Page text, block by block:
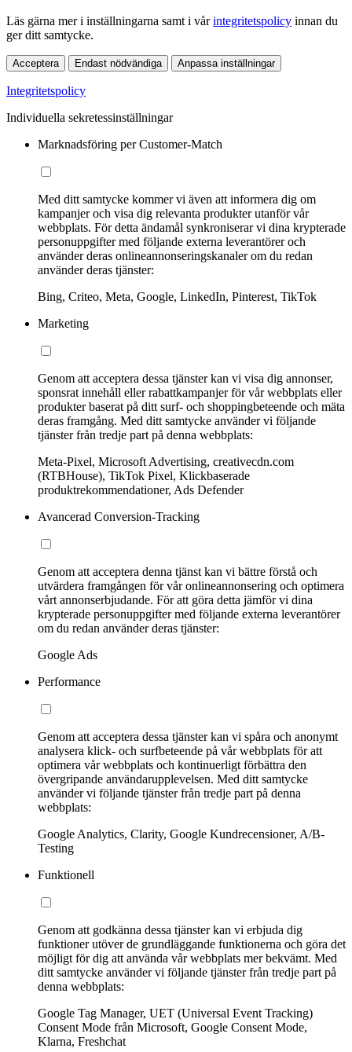
Läs gärna mer i inställningarna samt i vårintegritetspolicy innan du
ger ditt samtycke.
Acceptera Endast nödvändiga Anpassa inställningar
Integritetspolicy
Individuella sekretessinställningar
Marknadsföring per Customer-Match
Med ditt samtycke kommer vi även att informera dig om
kampanjer och visa dig relevanta produkter utanför vår
webbplats. För detta ändamål synkroniserar vi dina krypterade
personuppgifter med följande externa leverantörer och
använder deras onlineannonseringskanaler om du redan
använder deras tjänster:
Bing, Criteo, Meta, Google, LinkedIn, Pinterest, TikTok
Marketing
Genom att acceptera dessa tjänster kan vi visa dig annonser,
sponsrat innehåll eller rabattkampanjer för vår webbplats eller
produkter baserat på ditt surf- och shoppingbeteende och mäta
deras framgång. Med ditt samtycke använder vi följande
tjänster från tredje part på denna webbplats:
Meta-Pixel, Microsoft Advertising, creativecdn.com
(RTBHouse), TikTok Pixel, Klickbaserade
produktrekommendationer, Ads Defender
Avancerad Conversion-Tracking
Genom att acceptera denna tjänst kan vi bättre förstå och
utvärdera framgången för vår onlineannonsering och optimera
vårt annonserbjudande. För att göra detta jämför vi dina
krypterade personuppgifter med följande externa leverantörer
om du redan använder deras tjänster:
Google Ads
Performance
Genom att acceptera dessa tjänster kan vi spåra och anonymt
analysera klick- och surfbeteende på vår webbplats för att
optimera vår webbplats och kontinuerligt förbättra den
övergripande användarupplevelsen. Med ditt samtycke
använder vi följande tjänster från tredje part på denna
webbplats:
Google Analytics, Clarity, Google Kundrecensioner, A/B-
Testing
Funktionell
Genom att godkänna dessa tjänster kan vi erbjuda dig
funktioner utöver de grundläggande funktionerna och göra det
möjligt för dig att använda vår webbplats mer bekvämt. Med
ditt samtycke använder vi följande tjänster från tredje part på
denna webbplats:
Google Tag Manager, UET (Universal Event Tracking)
Consent Mode från Microsoft, Google Consent Mode,
Klarna, Freshchat